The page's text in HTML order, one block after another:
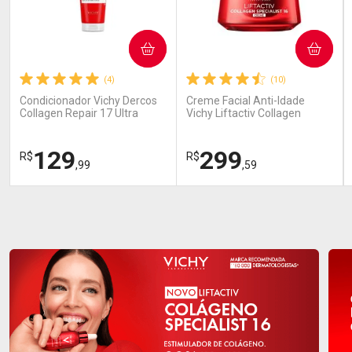
(4)
Condicionador Vichy Dercos
Collagen Repair 17 Ultra
R$129,99
COMPRAR
(10)
Creme Facial Anti-Idade
Vichy Liftactiv Collagen
R$299,59
COMPRAR